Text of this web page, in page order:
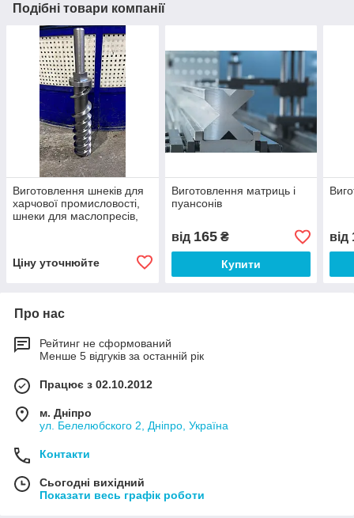
Подібні товари компанії
Виготовлення шнеків для
харчової промисловості,
шнеки для маслопресів,
Ціну уточнюйте
Виготовлення матриць і
пуансонів
від 165₴
Купити
від
Про нас
Рейтинг не сформований
Менше 5 відгуків за останній рік
Працює з 02.10.2012
м. Дніпро
ул. Белелюбского 2, Дніпро, Україна
Контакти
Сьогодні вихідний
Показати весь графік роботи